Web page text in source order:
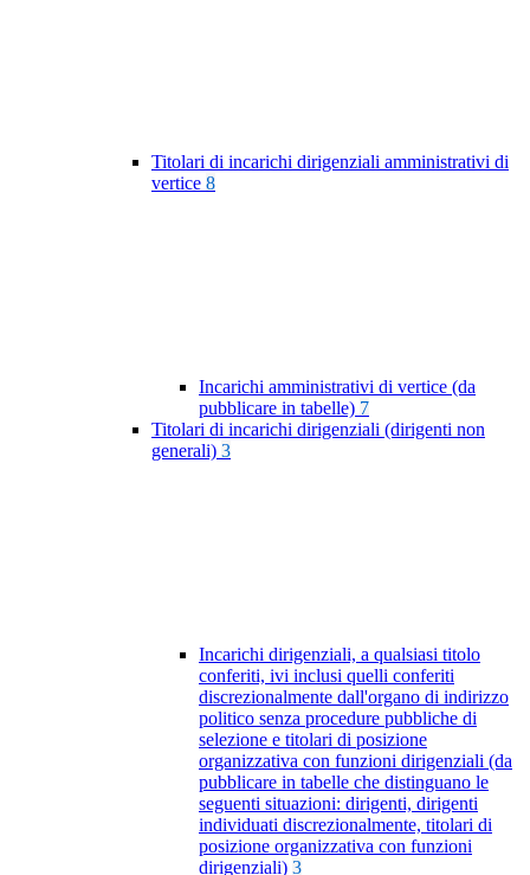
Titolari di incarichi dirigenziali amministrativi di
vertice 8
Incarichi amministrativi di vertice (da
pubblicare in tabelle) 7
Titolari di incarichi dirigenziali (dirigenti non
generali) 3
Incarichi dirigenziali, a qualsiasi titolo
conferiti, ivi inclusi quelli conferiti
discrezionalmente dall'organo di indirizzo
politico senza procedure pubbliche di
selezione e titolari di posizione
organizzativa con funzioni dirigenziali (da
pubblicare in tabelle che distinguano le
seguenti situazioni: dirigenti, dirigenti
individuati discrezionalmente, titolari di
posizione organizzativa con funzioni
dirigenziali) 3